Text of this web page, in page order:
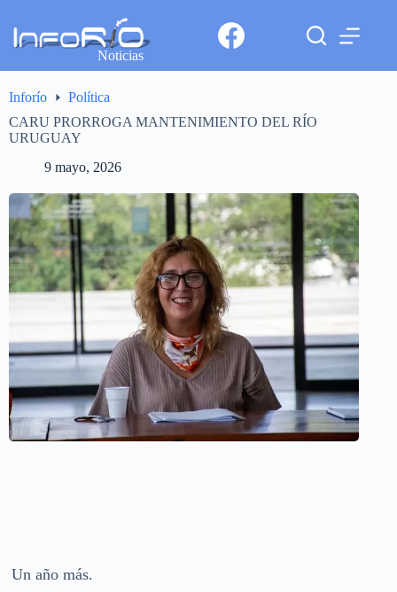
Noticias
Inforío
Política
CARU PRORROGA MANTENIMIENTO DEL RÍO
URUGUAY
9 mayo, 2026
Un año más.